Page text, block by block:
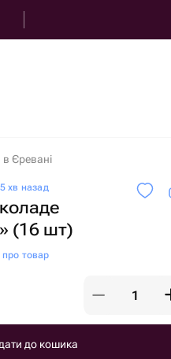
Єревані
хв назад
(16 шт)
про товар
до кошика